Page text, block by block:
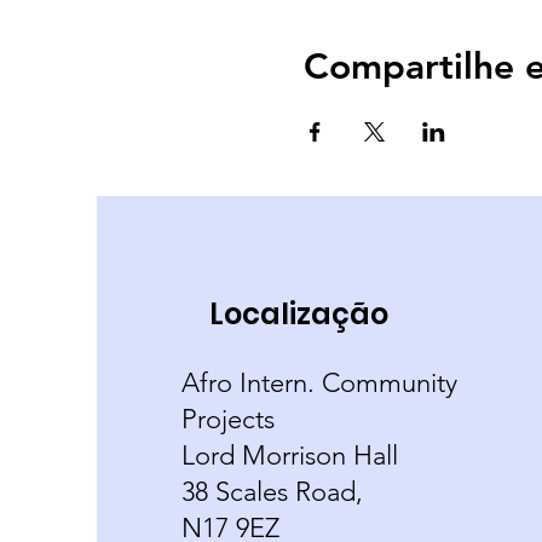
Compartilhe
Localização
Afro Intern. Community
Projects
Lord Morrison Hall
38 Scales Road,
N17 9EZ